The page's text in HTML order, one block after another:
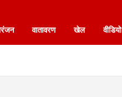
वातावरण खेल वीडियो